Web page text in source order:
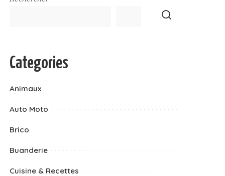
Categories
Animaux
Auto Moto
Brico
Buanderie
Cuisine & Recettes